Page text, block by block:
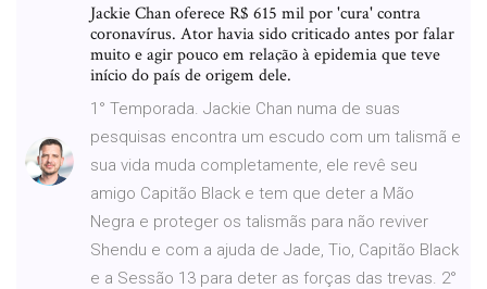
Jackie Chan oferece R$ 615 mil por 'cura' contra
coronavírus. Ator havia sido criticado antes por falar
muito e agir pouco em relação à epidemia que teve
início do país de origem dele.
1° Temporada. Jackie Chan numa de suas
pesquisas encontra um escudo com um talismã e
sua vida muda completamente, ele revê seu
amigo Capitão Black e tem que deter a Mão
Negra e proteger os talismãs para não reviver
Shendu e com a ajuda de Jade, Tio, Capitão Black
e a Sessão 13 para deter as forças das trevas. 2°